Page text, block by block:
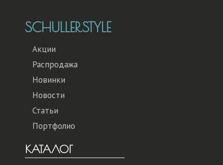
SCHULLER.STYLE
Акции
Распродажа
Новинки
Новости
Статьи
Портфолио
КАТАЛОГ